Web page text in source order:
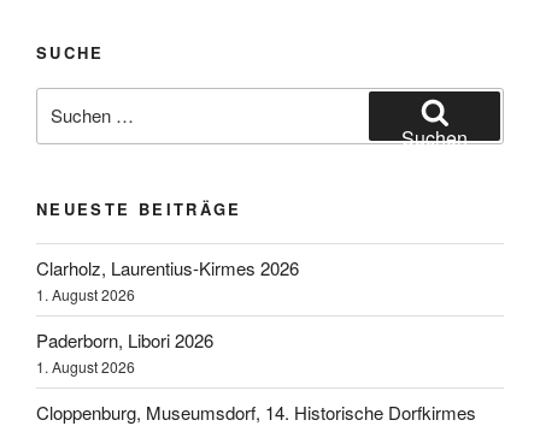
SUCHE
nach:
Suchen
NEUESTE BEITRÄGE
Clarholz, Laurentius-Kirmes 2026
1. August 2026
Paderborn, Libori 2026
1. August 2026
Cloppenburg, Museumsdorf, 14. Historische Dorfkirmes